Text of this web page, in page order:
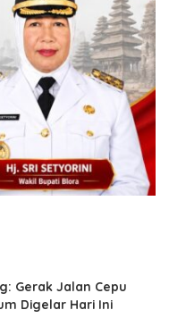
Gerak Jalan Cepu
Digelar Hari Ini